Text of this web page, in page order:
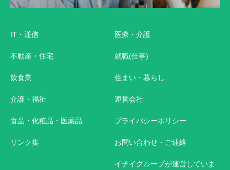
IT・通信
不動産・住宅
飲食業
介護・福祉
食品・化粧品・医薬品
リンク集
医療・介護
就職(仕事)
住まい・暮らし
運営会社
プライバシーポリシー
お問い合わせ・ご連絡
イチイグループが運営していま